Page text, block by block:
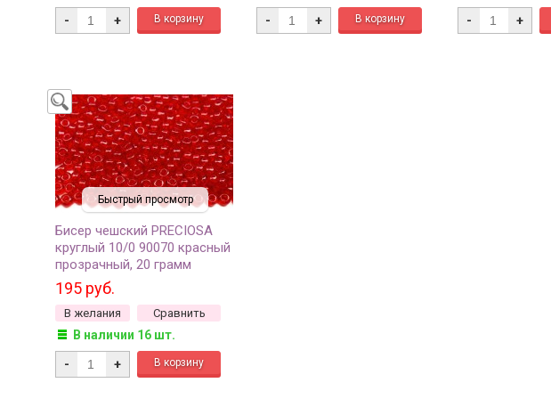
- + - + - +
Быстрый просмотр
Бисер чешский PRECIOSA
круглый 10/0 90070 красный
прозрачный, 20 грамм
195 руб.
В желания Сравнить
В наличии 16 шт.
- +